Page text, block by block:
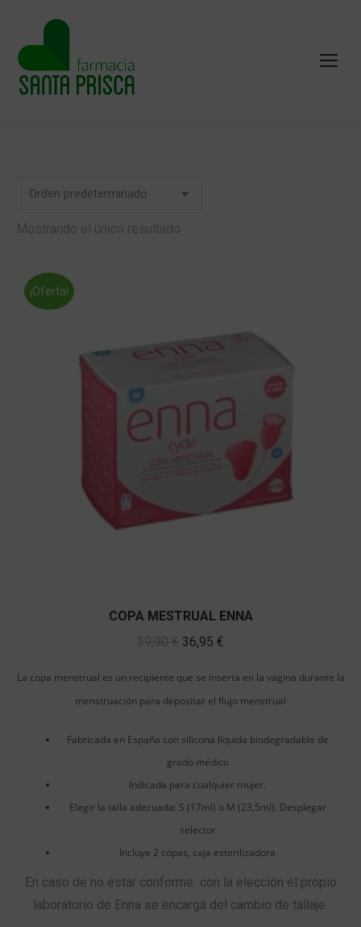
Mostrando el único resultado
¡Oferta!
COPA MESTRUAL ENNA
39,90€ El
original
era:
36,95 €
actual
es:
La copa menstrual es un recipiente que se inserta en la vagina durante la
menstruación para depositar el flujo menstrual
Fabricada en España con silicona líquida biodegradable de
grado médico
Indicada para cualquier mujer.
Elegir la talla adecuada: S (17ml) o M (23,5ml). Desplegar
selector
Incluye 2 copas, caja esterilizadora
En caso de no estar conforme con la elección el propio
laboratorio de Enna se encarga del cambio de tallaje.